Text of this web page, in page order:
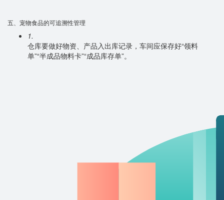
五、宠物食品的可追溯性管理
1.
仓库要做好物资、产品入出库记录，车间应保存好“领料
单”“半成品物料卡”“成品库存单”。